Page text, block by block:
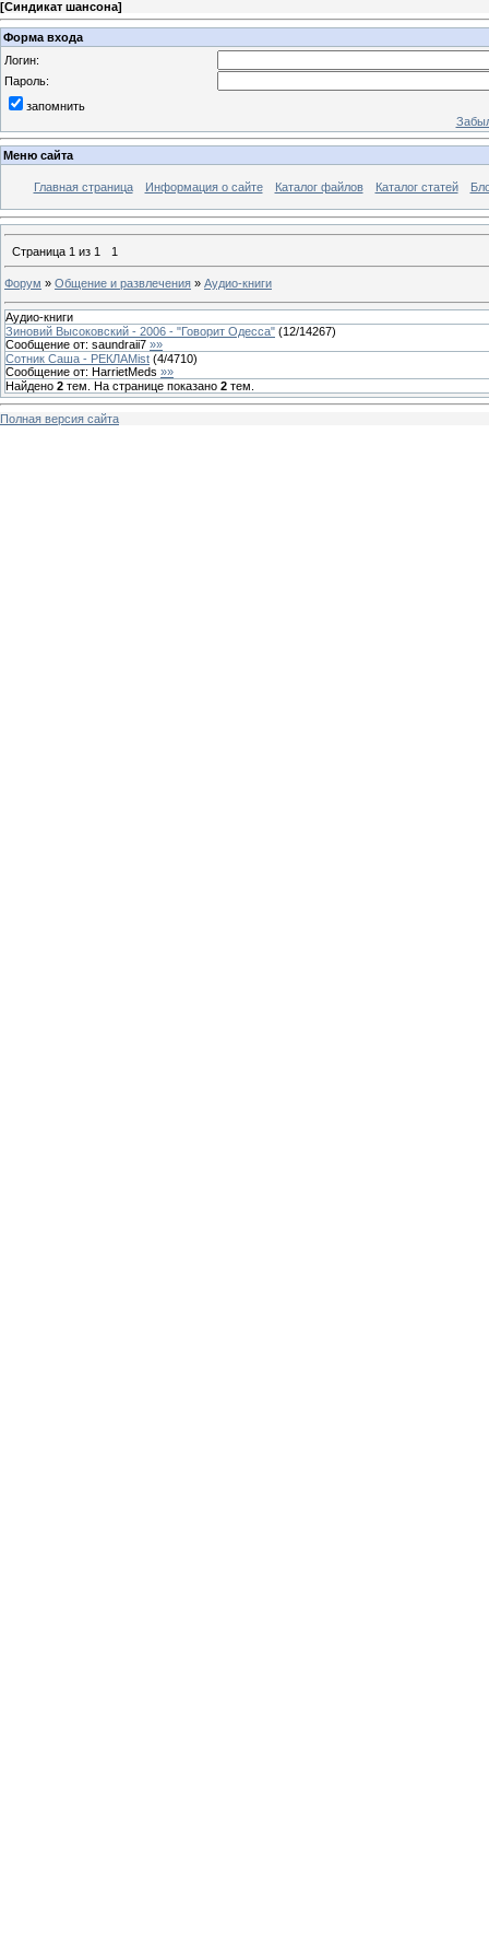
[Синдикат шансона]
Форма входа
Логин:
Пароль:
запомнить
Меню сайта
Главная страница Информация о сайте Каталог файлов Каталог статей
Страница 1 из 1 1
Форум » Общение и развлечения » Аудио-книги
Аудио-книги
Зиновий Высоковский - 2006 - "Говорит Одесса" (12/14267)
Сообщение от: saundraii7 »»
Сотник Саша - РЕКЛАМist (4/4710)
Сообщение от: HarrietMeds »»
Найдено 2 тем. На странице показано 2 тем.
Полная версия сайта